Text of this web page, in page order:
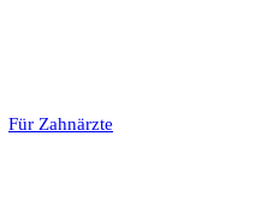
Für Zahnärzte